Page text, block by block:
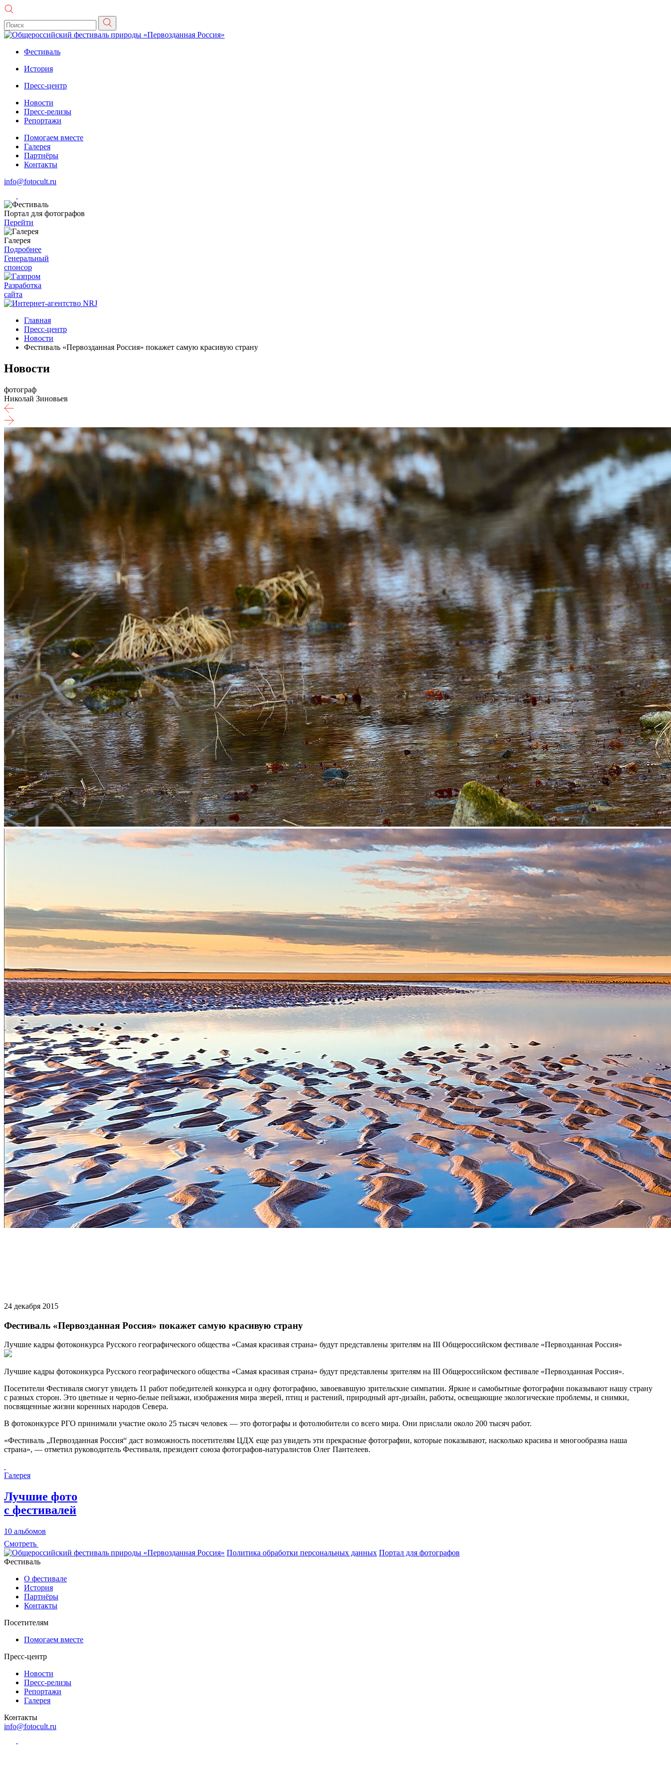
Фестиваль
История
Пресс-центр
Новости
Пресс-релизы
Репортажи
Помогаем вместе
Галерея
Партнёры
Контакты
info@fotocult.ru
Портал для фотографов
Перейти
Галерея
Подробнее
Генеральный
спонсор
Разработка
сайта
Главная
Пресс-центр
Новости
Фестиваль «Первозданная Россия» покажет самую красивую страну
Новости
фотограф
Николай Зиновьев
24 декабря 2015
Фестиваль «Первозданная Россия» покажет самую красивую страну
Лучшие кадры фотоконкурса Русского географического общества «Самая красивая страна» будут представлены зрителям на III Общероссийском фестивале «Первозданная Россия»
Лучшие кадры фотоконкурса Русского географического общества «Самая красивая страна» будут представлены зрителям на III Общероссийском фестивале «Первозданная Россия».
Посетители Фестиваля смогут увидеть 11 работ победителей конкурса и одну фотографию, завоевавшую зрительские симпатии. Яркие и самобытные фотографии показывают нашу страну
с разных сторон. Это цветные и черно-белые пейзажи, изображения мира зверей, птиц и растений, природный арт-дизайн, работы, освещающие экологические проблемы, и снимки,
посвященные жизни коренных народов Севера.
В фотоконкурсе РГО принимали участие около 25 тысяч человек — это фотографы и фотолюбители со всего мира. Они прислали около 200 тысяч работ.
«Фестиваль „Первозданная Россия“ даст возможность посетителям ЦДХ еще раз увидеть эти прекрасные фотографии, которые показывают, насколько красива и многообразна наша
страна», — отметил руководитель Фестиваля, президент союза фотографов-натуралистов Олег Пантелеев.
Галерея
Лучшие фото
с фестивалей
10 альбомов
Смотреть
Политика обработки персональных данных Портал для фотографов
Фестиваль
О фестивале
История
Партнёры
Контакты
Посетителям
Помогаем вместе
Пресс-центр
Новости
Пресс-релизы
Репортажи
Галерея
Контакты
info@fotocult.ru